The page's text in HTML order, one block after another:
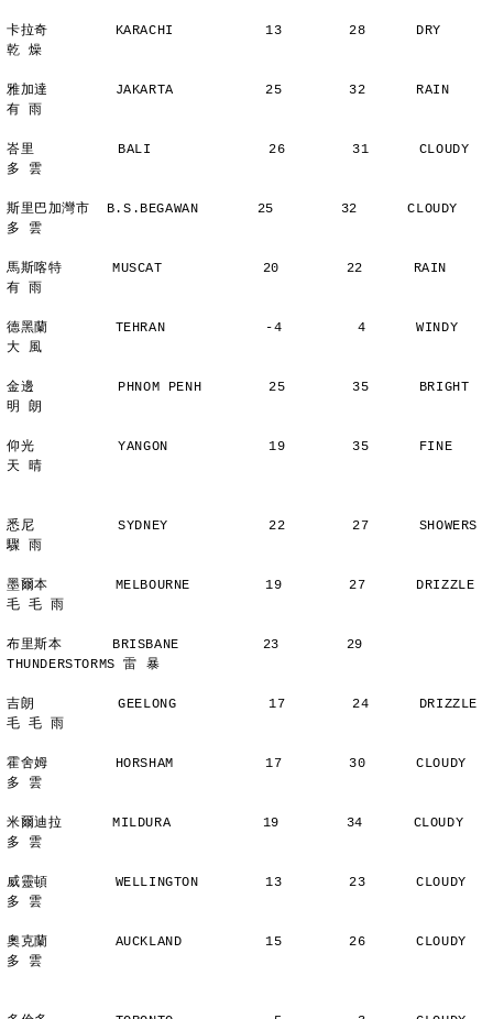
卡拉奇        KARACHI           13        28      DRY
乾 燥
雅加達        JAKARTA           25        32      RAIN
有 雨
峇里          BALI              26        31      CLOUDY
多 雲
斯里巴加灣市  B.S.BEGAWAN       25        32      CLOUDY
多 雲
馬斯喀特      MUSCAT            20        22      RAIN
有 雨
德黑蘭        TEHRAN            -4         4      WINDY
大 風
金邊          PHNOM PENH        25        35      BRIGHT
明 朗
仰光          YANGON            19        35      FINE
天 晴
悉尼          SYDNEY            22        27      SHOWERS
驟 雨
墨爾本        MELBOURNE         19        27      DRIZZLE
毛 毛 雨
布里斯本      BRISBANE          23        29
THUNDERSTORMS 雷 暴
吉朗          GEELONG           17        24      DRIZZLE
毛 毛 雨
霍舍姆        HORSHAM           17        30      CLOUDY
多 雲
米爾迪拉      MILDURA           19        34      CLOUDY
多 雲
威靈頓        WELLINGTON        13        23      CLOUDY
多 雲
奧克蘭        AUCKLAND          15        26      CLOUDY
多 雲